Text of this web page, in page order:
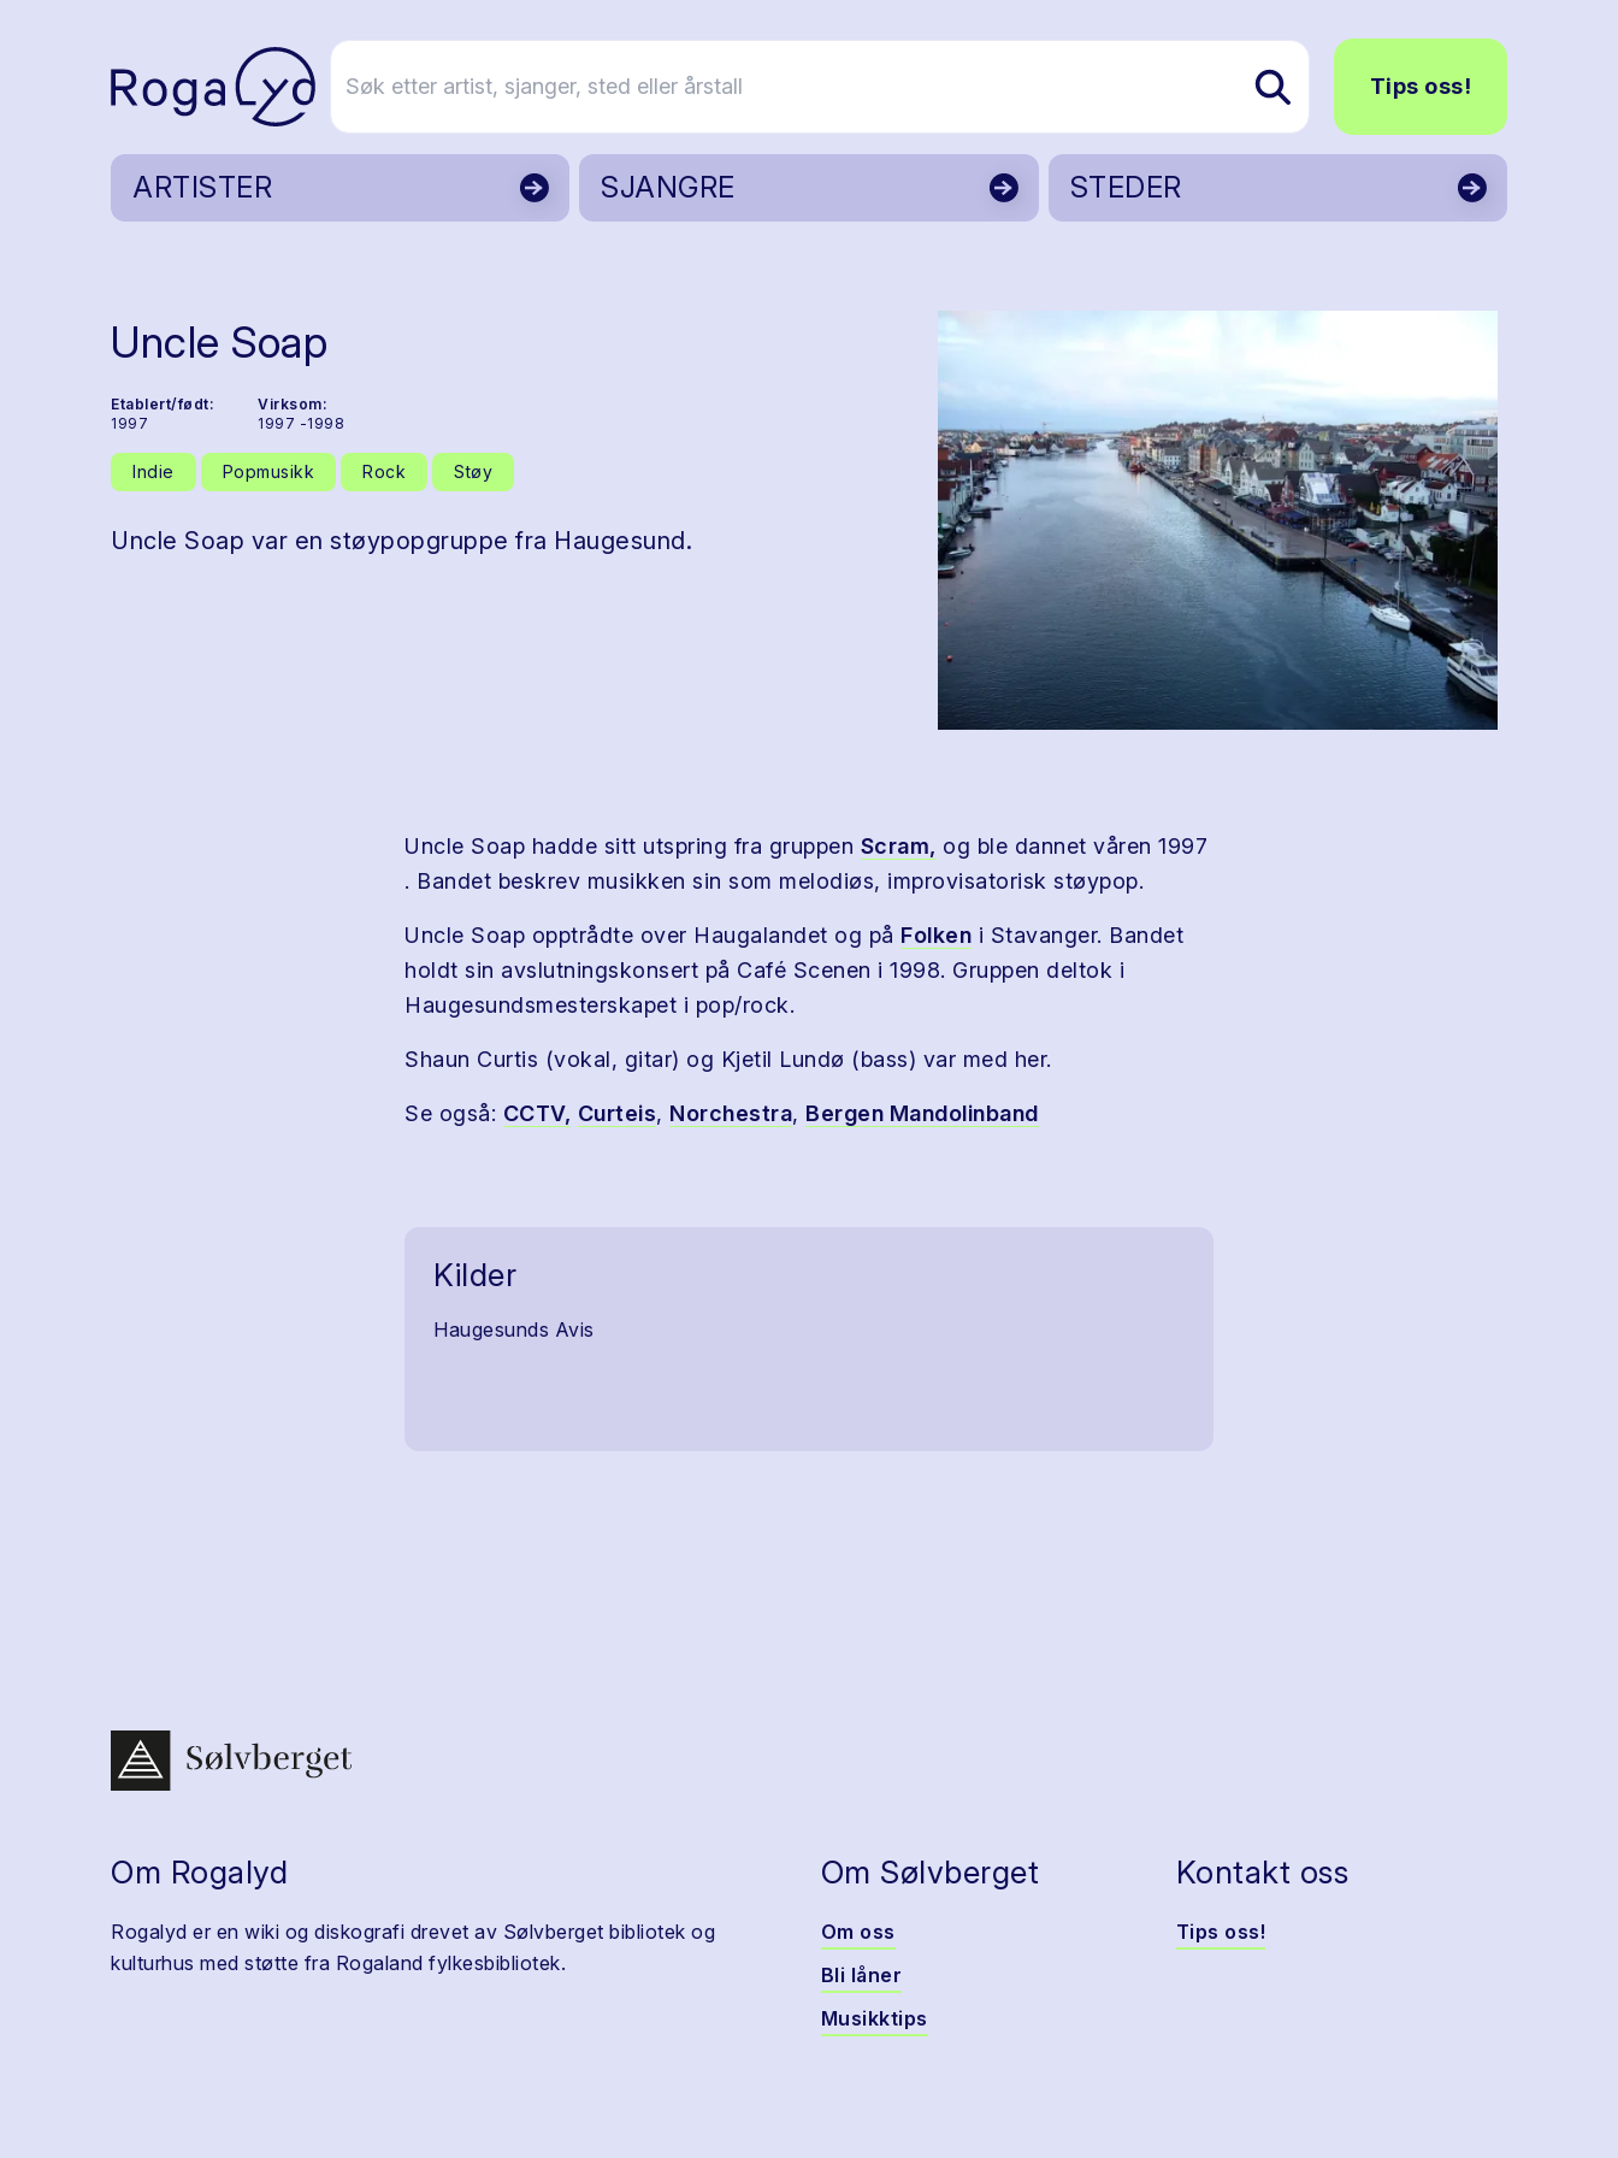
Tips oss!
ARTISTER SJANGRE STEDER
Uncle Soap
Etablert/født:
1997
Virksom:
1997 -1998
Indie Popmusikk Rock Støy
Uncle Soap var en støypopgruppe fra Haugesund.
Uncle Soap hadde sitt utspring fra gruppen Scram, og ble dannet våren 1997
. Bandet beskrev musikken sin som melodiøs, improvisatorisk støypop.
Uncle Soap opptrådte over Haugalandet og på Folken i Stavanger. Bandet
holdt sin avslutningskonsert på Café Scenen i 1998. Gruppen deltok i
Haugesundsmesterskapet i pop/rock.
Shaun Curtis (vokal, gitar) og Kjetil Lundø (bass) var med her.
Se også: CCTV, Curteis, Norchestra, Bergen Mandolinband
Kilder
Haugesunds Avis
Om Rogalyd
Rogalyd er en wiki og diskografi drevet av Sølvberget bibliotek og
kulturhus med støtte fra Rogaland fylkesbibliotek.
Om Sølvberget
Om oss
Bli låner
Musikktips
Kontakt oss
Tips oss!